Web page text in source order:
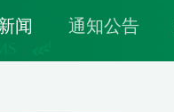
闻 通知公告